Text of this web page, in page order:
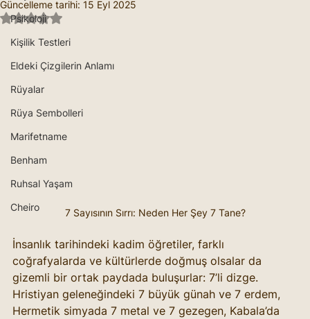
Psikoloji
Kişilik Testleri
Eldeki Çizgilerin Anlamı
Rüyalar
Rüya Sembolleri
Marifetname
Benham
Ruhsal Yaşam
Cheiro
Güncelleme tarihi: 15 Eyl 2025
5 üzerinden NaN yıldız
7 Sayısının Sırrı: Neden Her Şey 7 Tane?
İnsanlık tarihindeki kadim öğretiler, farklı
coğrafyalarda ve kültürlerde doğmuş olsalar da
gizemli bir ortak paydada buluşurlar: 7’li dizge.
Hristiyan geleneğindeki 7 büyük günah ve 7 erdem,
Hermetik simyada 7 metal ve 7 gezegen, Kabala’da